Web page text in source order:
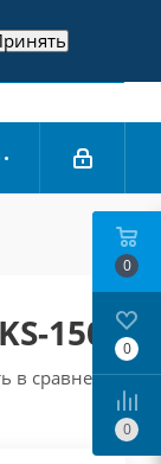
звонок
150
в сравнения
0
0
0